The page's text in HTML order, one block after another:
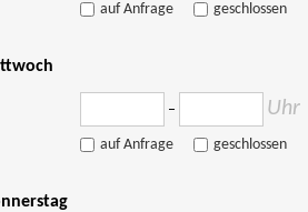
auf Anfrage geschlossen
– Uhr
auf Anfrage geschlossen